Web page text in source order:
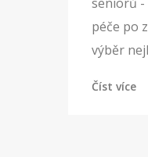
péče po
výběr
Číst více